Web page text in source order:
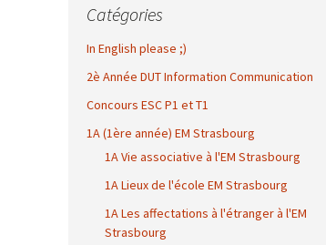
Catégories
In English please ;)
2è Année DUT Information Communication
Concours ESC P1 et T1
1A (1ère année) EM Strasbourg
1A Vie associative à l'EM Strasbourg
1A Lieux de l'école EM Strasbourg
1A Les affectations à l'étranger à l'EM
Strasbourg